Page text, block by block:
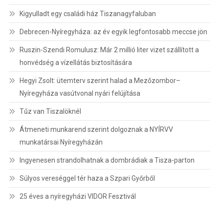
Kigyulladt egy családi ház Tiszanagyfaluban
Debrecen-Nyíregyháza: az év egyik legfontosabb meccse jön
Ruszin-Szendi Romulusz: Már 2 millió liter vizet szállított a
honvédség a vízellátás biztosítására
Hegyi Zsolt: ütemterv szerint halad a Mezőzombor–
Nyíregyháza vasútvonal nyári felújítása
Tűz van Tiszalöknél
Átmeneti munkarend szerint dolgoznak a NYÍRVV
munkatársai Nyíregyházán
Ingyenesen strandolhatnak a dombrádiak a Tisza-parton
Súlyos vereséggel tér haza a Szpari Győrből
25 éves a nyíregyházi VIDOR Fesztivál